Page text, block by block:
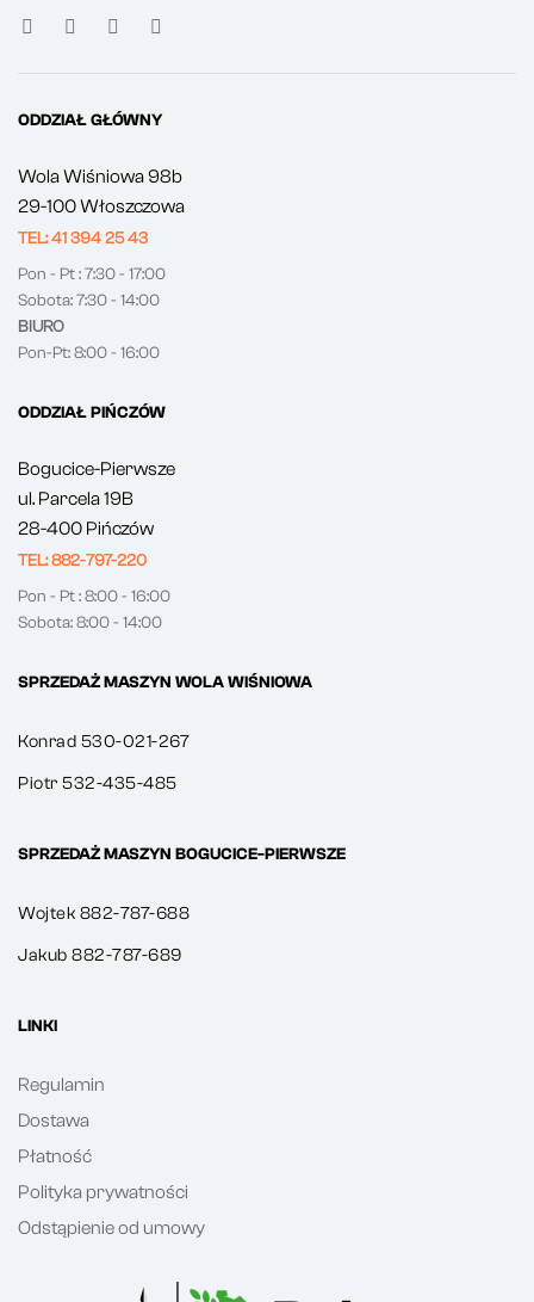
ODDZIAŁ GŁÓWNY
Wola Wiśniowa 98b
29-100 Włoszczowa
TEL: 41 394 25 43
Pon - Pt : 7:30 - 17:00
Sobota: 7:30 - 14:00
BIURO
Pon-Pt: 8:00 - 16:00
ODDZIAŁ PIŃCZÓW
Bogucice-Pierwsze
ul. Parcela 19B
28-400 Pińczów
TEL: 882-797-220
Pon - Pt : 8:00 - 16:00
Sobota: 8:00 - 14:00
SPRZEDAŻ MASZYN WOLA WIŚNIOWA
Konrad 530-021-267
Piotr 532-435-485
SPRZEDAŻ MASZYN BOGUCICE-PIERWSZE
Wojtek 882-787-688
Jakub 882-787-689
LINKI
Regulamin
Dostawa
Płatność
Polityka prywatności
Odstąpienie od umowy